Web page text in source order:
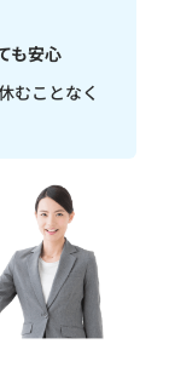
も安心
むことなく